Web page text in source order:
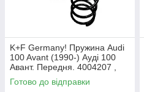
K+F Germany! Пружина Audi
100 Avant (1990-) Ауді 100
Авант. Передня. 4004207 ,
RH1010 , 997224. К+Ф
Німеччина
Готово до відправки